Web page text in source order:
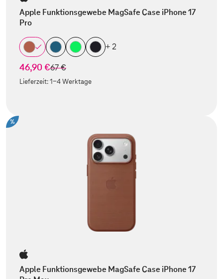
Apple Funktionsgewebe MagSafe Case iPhone 17
Pro
+ 2
46,90 €statt
67 €
Lieferzeit:1-4 Werktage
%
Apple Funktionsgewebe MagSafe Case iPhone 17